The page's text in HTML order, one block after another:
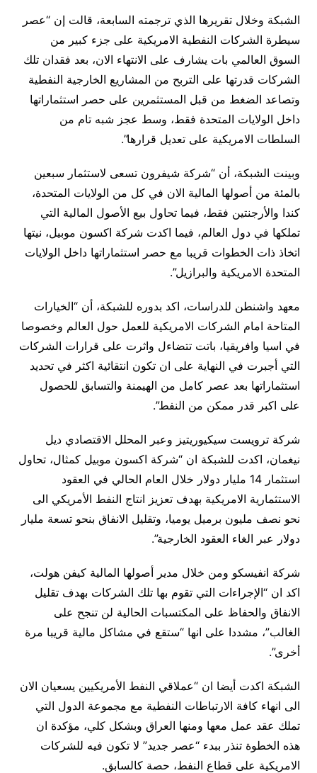
الشبكة وخلال تقريرها الذي ترجمته السابعة، قالت إن “عصر
سيطرة الشركات النفطية الامريكية على جزء كبير من
السوق العالمي بات يشارف على الانتهاء الان، بعد فقدان تلك
الشركات قدرتها على التربح من المشاريع الخارجية النفطية
وتصاعد الضغط من قبل المستثمرين على حصر استثماراتها
داخل الولايات المتحدة فقط، وسط عجز شبه تام من
السلطات الامريكية على تعديل قرارها”.
وبينت الشبكة، أن “شركة شيفرون تسعى لاستثمار سبعين
بالمئة من أصولها المالية الان في كل من الولايات المتحدة،
كندا والأرجنتين فقط، فيما تحاول بيع الأصول المالية التي
تملكها في دول العالم، فيما اكدت شركة اكسون موبيل، نيتها
اتخاذ ذات الخطوات قريبا مع حصر استثماراتها داخل الولايات
المتحدة الامريكية والبرازيل”.
معهد واشنطن للدراسات، اكد بدوره للشبكة، أن “الخيارات
المتاحة امام الشركات الامريكية للعمل حول العالم وخصوصا
في اسيا وافريقيا، باتت تتضاءل واثرت على قرارات الشركات
التي أجبرت في النهاية على ان تكون انتقائية اكثر في تحديد
استثماراتها بعد عصر كامل من الهيمنة والتسابق للحصول
على اكبر قدر ممكن من النفط”.
شركة ترويست سيكيوريتيز وعبر المحلل الاقتصادي ديل
نيغمان، اكدت للشبكة ان “شركة اكسون موبيل كمثال، تحاول
استثمار 14 مليار دولار خلال العام الحالي في العقود
الاستثمارية الامريكية بهدف تعزيز انتاج النفط الأمريكي الى
نحو نصف مليون برميل يوميا، وتقليل الانفاق بنحو تسعة مليار
دولار عبر الغاء العقود الخارجية”.
شركة انفيسكو ومن خلال مدير أصولها المالية كيفن هولت،
اكد ان “الإجراءات التي تقوم بها تلك الشركات بهدف تقليل
الانفاق والحفاظ على المكتسبات الحالية لن تنجح على
الغالب”، مشددا على انها “ستقع في مشاكل مالية قريبا مرة
أخرى”.
الشبكة اكدت أيضا ان “عملاقي النفط الأمريكيين يسعيان الان
الى انهاء كافة الارتباطات النفطية مع مجموعة الدول التي
تملك عقد عمل معها ومنها العراق وبشكل كلي، مؤكدة ان
هذه الخطوة تنذر ببدء “عصر جديد” لا تكون فيه للشركات
الامريكية على قطاع النفط، حصة كالسابق.